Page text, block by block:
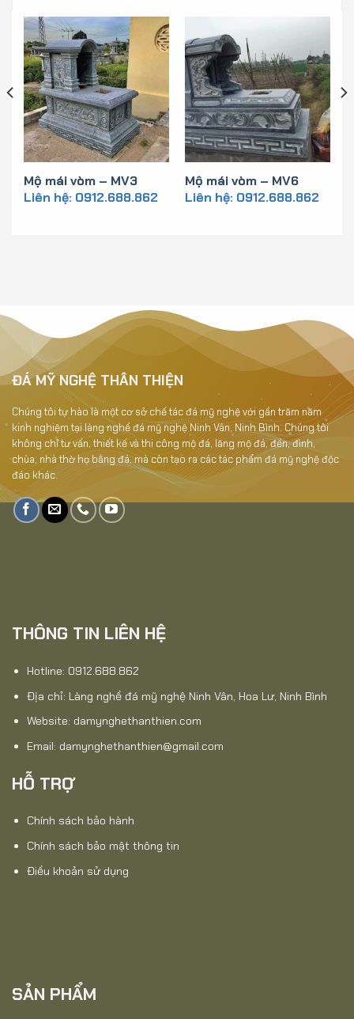
Mộ mái vòm – MV3
Liên hệ: 0912.688.862
Mộ mái vòm – MV6
Liên hệ: 0912.688.862
ĐÁ MỸ NGHỆ THÂN THIỆN
Chúng tôi tự hào là một cơ sở chế tác đá mỹ nghệ với gần trăm năm
kinh nghiệm tại làng nghề đá mỹ nghệ Ninh Vân, Ninh Bình. Chúng tôi
không chỉ tư vấn, thiết kế và thi công mộ đá, lăng mộ đá, đền, đình,
chùa, nhà thờ họ bằng đá, mà còn tạo ra các tác phẩm đá mỹ nghệ độc
đáo khác.
THÔNG TIN LIÊN HỆ
Hotline: 0912.688.862
Địa chỉ: Làng nghề đá mỹ nghệ Ninh Vân, Hoa Lư, Ninh Bình
Website: damynghethanthien.com
Email: damynghethanthien@gmail.com
HỖ TRỢ
Chính sách bảo hành
Chính sách bảo mật thông tin
Điều khoản sử dụng
SẢN PHẨM